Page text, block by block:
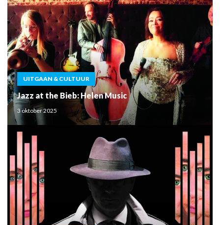
UITGAAN & CULTUUR
Jazz at the Bieb: Helen Music
3 oktober 2025